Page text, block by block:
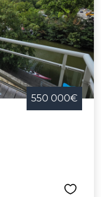
550 000€